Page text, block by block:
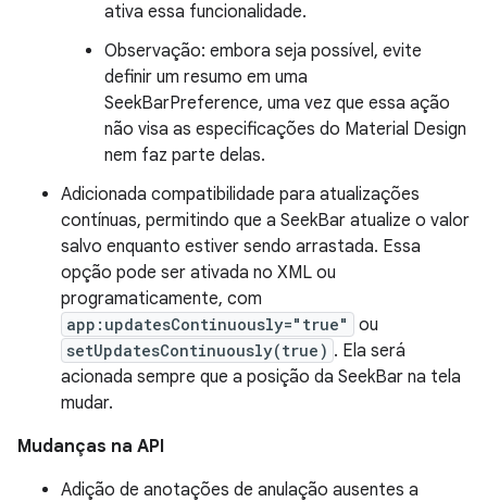
ativa essa funcionalidade.
Observação: embora seja possível, evite
definir um resumo em uma
SeekBarPreference, uma vez que essa ação
não visa as especificações do Material Design
nem faz parte delas.
Adicionada compatibilidade para atualizações
contínuas, permitindo que a SeekBar atualize o valor
salvo enquanto estiver sendo arrastada. Essa
opção pode ser ativada no XML ou
programaticamente, com
app:updatesContinuously="true" ou
setUpdatesContinuously(true) . Ela será
acionada sempre que a posição da SeekBar na tela
mudar.
Mudanças na API
Adição de anotações de anulação ausentes a